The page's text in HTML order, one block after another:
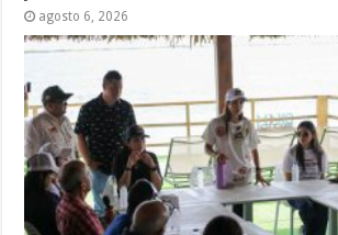
agosto 6, 2026